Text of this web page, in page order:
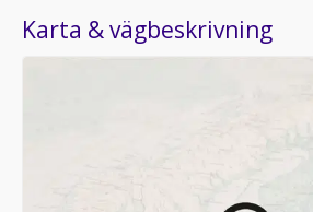
Karta & vägbeskrivning